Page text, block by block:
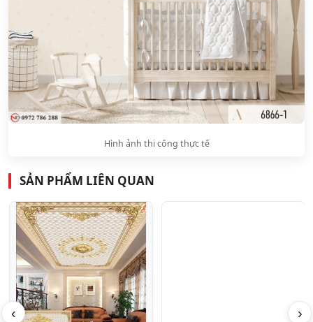
Hình ảnh thi công thực tế
SẢN PHẨM LIÊN QUAN
‹ ›